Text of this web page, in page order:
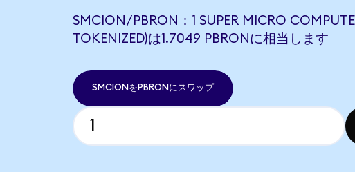
SMCION/PBRON：1 SUPER MICRO
TOKENIZED)は1.7049 PBRONに相当します
SMCIONをPBRONにスワップ